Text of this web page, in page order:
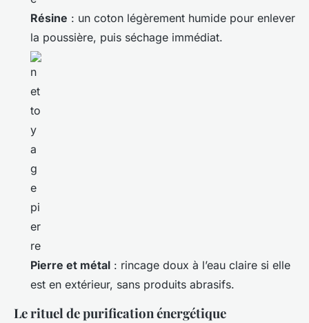
Résine : un coton légèrement humide pour enlever
la poussière, puis séchage immédiat.
Pierre et métal : rincage doux à l’eau claire si elle
est en extérieur, sans produits abrasifs.
Le rituel de purification énergétique